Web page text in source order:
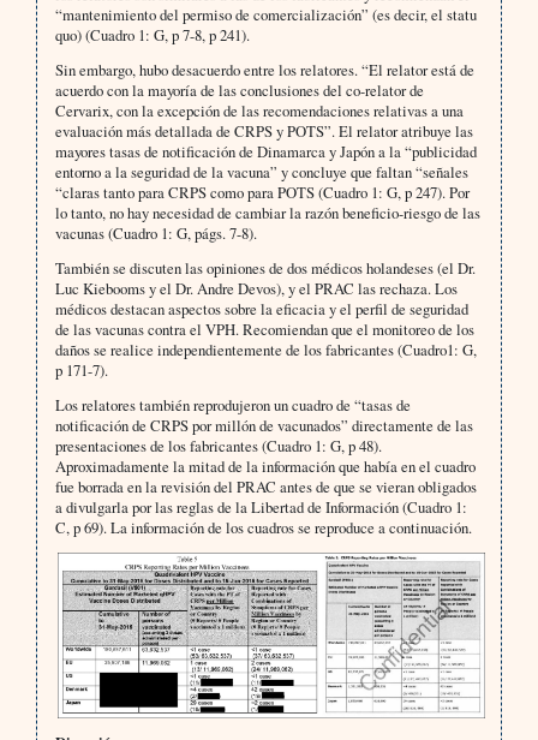
“mantenimiento del permiso de comercialización” (es decir, el statu
quo) (Cuadro 1: G, p 7-8, p 241).
Sin embargo, hubo desacuerdo entre los relatores. “El relator está de
acuerdo con la mayoría de las conclusiones del co-relator de
Cervarix, con la excepción de las recomendaciones relativas a una
evaluación más detallada de CRPS y POTS”. El relator atribuye las
mayores tasas de notificación de Dinamarca y Japón a la “publicidad
entorno a la seguridad de la vacuna” y concluye que faltan “señales
“claras tanto para CRPS como para POTS (Cuadro 1: G, p 247). Por
lo tanto, no hay necesidad de cambiar la razón beneficio-riesgo de las
vacunas (Cuadro 1: G, págs. 7-8).
También se discuten las opiniones de dos médicos holandeses (el Dr.
Luc Kiebooms y el Dr. Andre Devos), y el PRAC las rechaza. Los
médicos destacan aspectos sobre la eficacia y el perfil de seguridad
de las vacunas contra el VPH. Recomiendan que el monitoreo de los
daños se realice independientemente de los fabricantes (Cuadro1: G,
p 171-7).
Los relatores también reprodujeron un cuadro de “tasas de
notificación de CRPS por millón de vacunados” directamente de las
presentaciones de los fabricantes (Cuadro 1: G, p 48).
Aproximadamente la mitad de la información que había en el cuadro
fue borrada en la revisión del PRAC antes de que se vieran obligados
a divulgarla por las reglas de la Libertad de Información (Cuadro 1:
C, p 69). La información de los cuadros se reproduce a continuación.